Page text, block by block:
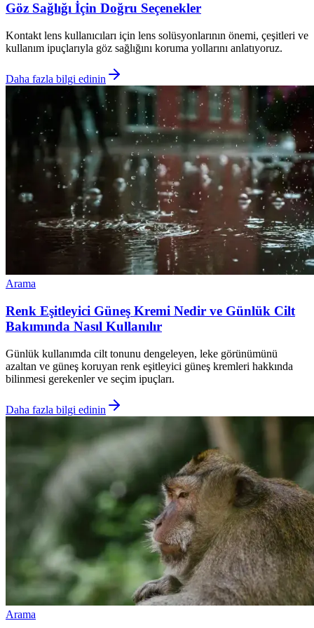
Göz Sağlığı İçin Doğru Seçenekler
Kontakt lens kullanıcıları için lens solüsyonlarının önemi, çeşitleri ve
kullanım ipuçlarıyla göz sağlığını koruma yollarını anlatıyoruz.
Daha fazla bilgi edinin
Arama
Renk Eşitleyici Güneş Kremi Nedir ve Günlük Cilt
Bakımında Nasıl Kullanılır
Günlük kullanımda cilt tonunu dengeleyen, leke görünümünü
azaltan ve güneş koruyan renk eşitleyici güneş kremleri hakkında
bilinmesi gerekenler ve seçim ipuçları.
Daha fazla bilgi edinin
Arama